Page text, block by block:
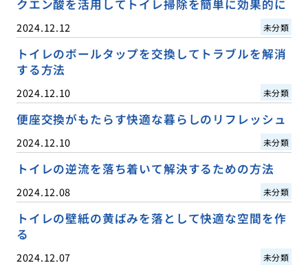
クエン酸を活用してトイレ掃除を簡単に効果的に
2024.12.12 未分類
トイレのボールタップを交換してトラブルを解消
する方法
2024.12.10 未分類
便座交換がもたらす快適な暮らしのリフレッシュ
2024.12.10 未分類
トイレの逆流を落ち着いて解決するための方法
2024.12.08 未分類
トイレの壁紙の黄ばみを落として快適な空間を作
る
2024.12.07 未分類